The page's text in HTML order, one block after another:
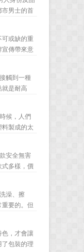
窮也不能窮
市男士的首
款真皮皮
養，也會
爲大家分享
或缺的重
宣傳帶來意
些獨具創
具競爭
市場上的
觸到一種
是耐高
麼呢?禮品
...
候，人們
製成的太
材質的塑
耐磨性比
，且部分
安全無害
式多樣，價
，而且很
很了解。今
意的問
澡、擦
要的。但
單了解一
感好則可
在貨架上
，才會讓
包裝的理